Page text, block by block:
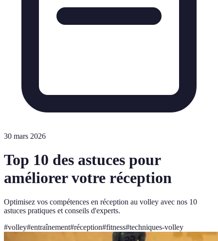
30 mars 2026
Top 10 des astuces pour
améliorer votre réception
Optimisez vos compétences en réception au volley avec nos 10
astuces pratiques et conseils d'experts.
#volley#entraînement#réception#fitness#techniques-volley